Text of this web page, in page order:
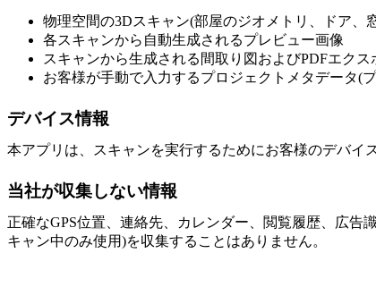
物理空間の3Dスキャン(部屋のジオメトリ、ドア、
各スキャンから自動生成されるプレビュー画像
スキャンから生成される間取り図およびPDFエクス
お客様が手動で入力するプロジェクトメタデータ(
デバイス情報
本アプリは、スキャンを実行するためにお客様のデバイ
当社が収集しない情報
正確なGPS位置、連絡先、カレンダー、閲覧履歴、広
キャン中のみ使用)を収集することはありません。